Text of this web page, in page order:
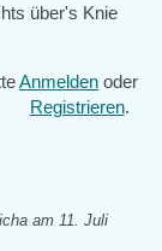
über's Knie
Anmelden oder
Registrieren.
am 11. Juli